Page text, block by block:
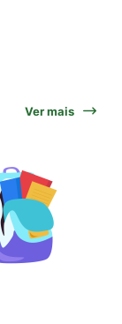
Ver mais